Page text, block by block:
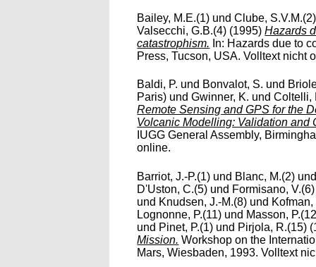
Bailey, M.E.(1) undClube, S.V.M.(2)
Valsecchi, G.B.(4) (1995)Hazards
catastrophism. In: Hazards due to
Press, Tucson, USA. Volltext nicht
Baldi, P. und Bonvalot, S. und
Paris) undGwinner, K. undColtelli,
Remote Sensing and GPS for the
Volcanic Modelling: Validation and
IUGG General Assembly,
online.
Barriot, J.-P.(1) und Blanc, M.(2)
D'Uston, C.(5) und Formisano, V.(6)
und Knudsen, J.-M.(8) und Kofman,
Lognonne, P.(11) und Masson,
und Pinet, P.(1) und Pirjola, R.(15)
Mission. Workshop on the
Mars, Wiesbaden, 1993. Volltext